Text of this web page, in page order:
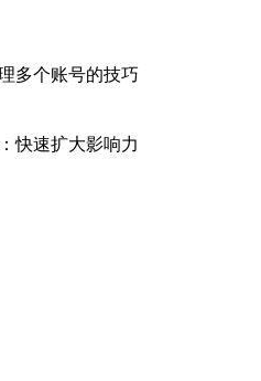
多个账号的技巧
快速扩大影响力